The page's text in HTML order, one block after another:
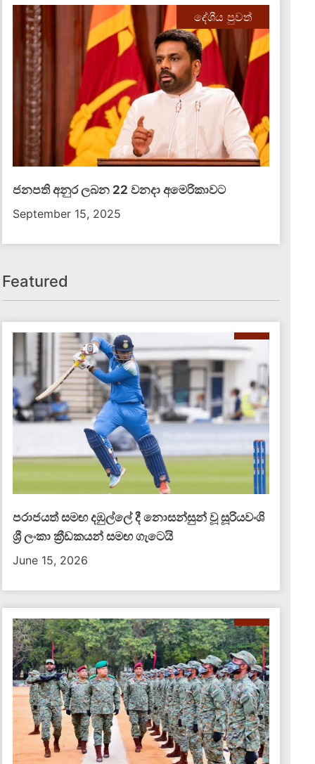
දේශීය පුවත්
දේශීය පුවත්
ජනපති අනුර ලබන 22 වනදා අමෙරිකාවට
September 15, 2025
Featured
පරාජයත් සමඟ දඹුල්ලේ දී නොසන්සුන් වූ සූරියවංශි
ශ්‍රී ලංකා ක්‍රීඩකයන් සමඟ ගැටෙයි
June 15, 2026